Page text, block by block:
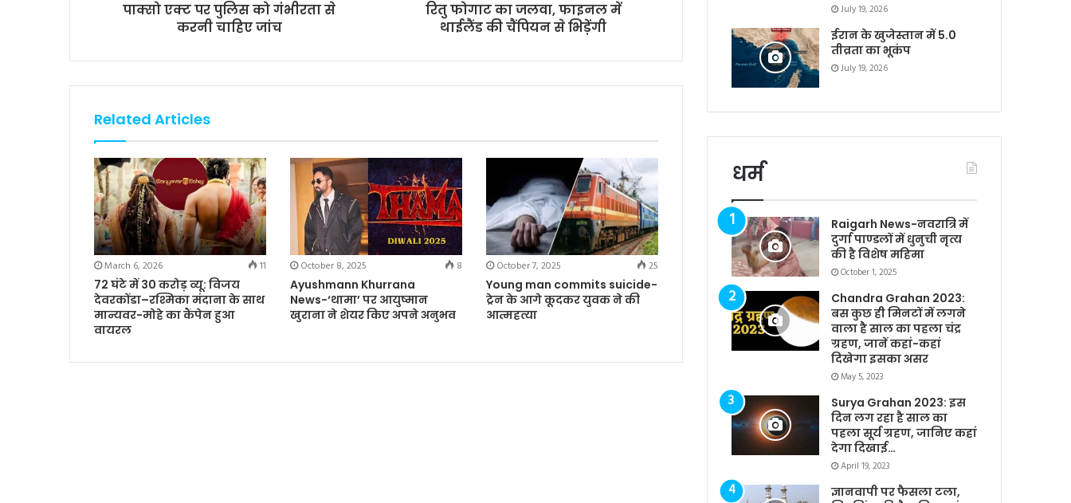
पाक्सो एक्ट पर पुलिस को गंभीरता से
करनी चाहिए जांच
रितु फोगाट का जलवा, फाइनल में
थाईलैंड की चैंपियन से भिड़ेंगी
Related Articles
March 6, 2026
11
72 घंटे में 30 करोड़ व्यू: विजय
देवरकोंडा–रश्मिका मंदाना के साथ
मान्यवर-मोहे का कैंपेन हुआ
वायरल
October 8, 2025
8
Ayushmann Khurrana
News-‘थामा’ पर आयुष्मान
खुराना ने शेयर किए अपने अनुभव
October 7, 2025
25
Young man commits suicide-
ट्रेन के आगे कूदकर युवक ने की
आत्महत्या
July 19, 2026
ईरान के खुजेस्तान में 5.0
तीव्रता का भूकंप
July 19, 2026
धर्म
Raigarh News-नवरात्रि में
दुर्गा पाण्डलों में धुनुची नृत्य
की है विशेष महिमा
October 1, 2025
Chandra Grahan 2023:
बस कुछ ही मिनटों में लगने
वाला है साल का पहला चंद्र
ग्रहण, जानें कहां-कहां
दिखेगा इसका असर
May 5, 2023
Surya Grahan 2023: इस
दिन लग रहा है साल का
पहला सूर्य ग्रहण, जानिए कहां
देगा दिखाई…
April 19, 2023
ज्ञानवापी पर फैसला टला,